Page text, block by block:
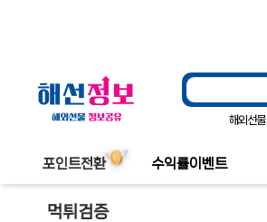
해외선물
포인트전환 수익률이벤트
먹튀검증